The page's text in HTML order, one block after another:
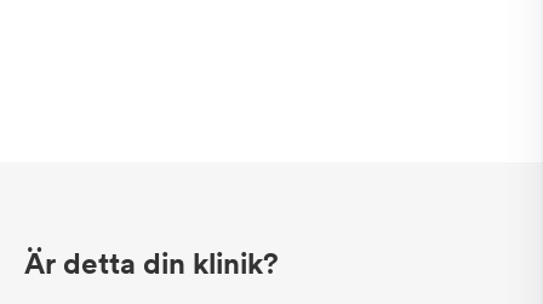
Är detta din klinik?